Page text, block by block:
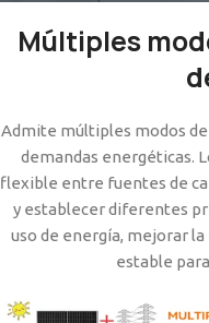
Múltiples
Admite múltiples modos de
demandas energéticas.
flexible entre fuentes de
y establecer diferentes
uso de energía, mejorar
estable